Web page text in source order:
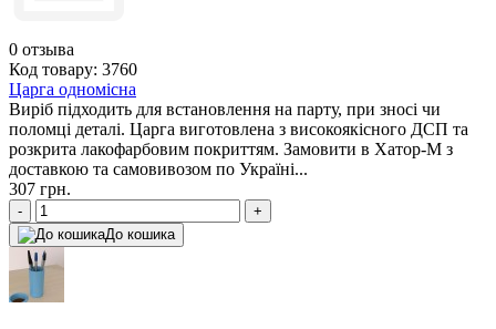
0 отзыва
Код товару: 3760
Царга одномісна
Виріб підходить для встановлення на парту, при зносі чи
поломці деталі. Царга виготовлена з високоякісного ДСП та
розкрита лакофарбовим покриттям. Замовити в Хатор-М з
доставкою та самовивозом по Україні...
307 грн.
-
+
До кошика